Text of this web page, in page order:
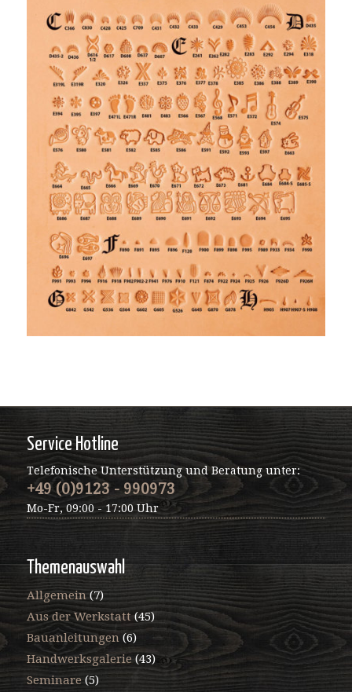
Service Hotline
Telefonische Unterstützung und Beratung unter:
+49 (0)9123 - 990973
Mo-Fr, 09:00 - 17:00 Uhr
Themenauswahl
Allgemein(7)
Aus der Werkstatt(45)
Bauanleitungen(6)
Handwerksgalerie(43)
Seminare (5)